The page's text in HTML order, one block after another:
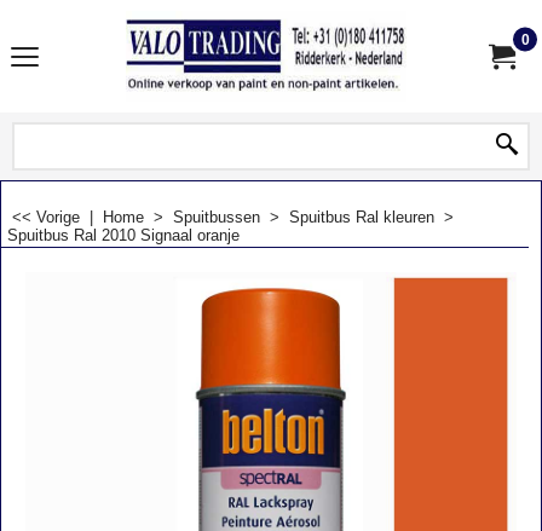
0
<< Vorige Home > Spuitbussen > Spuitbus Ral kleuren >
Spuitbus Ral 2010 Signaal oranje